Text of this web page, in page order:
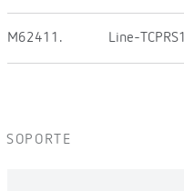
M62411. Line-TCPRS1
SOPORTE